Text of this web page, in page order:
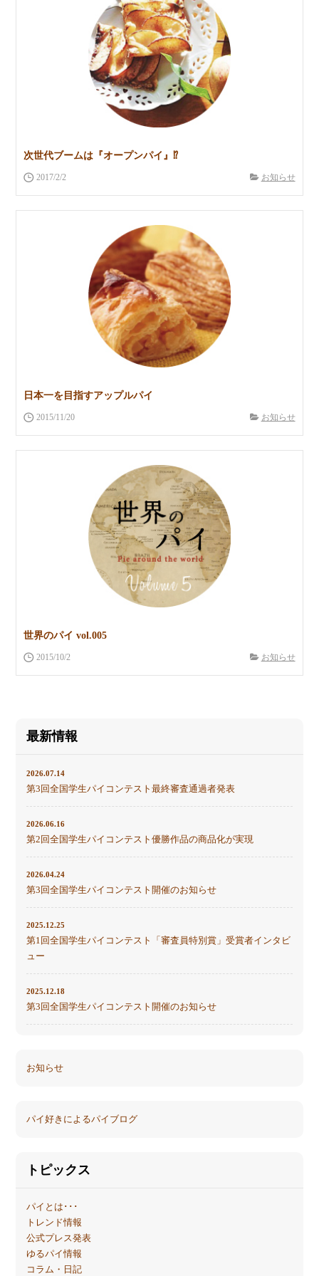
次世代ブームは『オープンパイ』⁉︎
2017/2/2 お知らせ
日本一を目指すアップルパイ
2015/11/20 お知らせ
世界のパイ vol.005
2015/10/2 お知らせ
最新情報
2026.07.14
第3回全国学生パイコンテスト最終審査通過者発表
2026.06.16
第2回全国学生パイコンテスト優勝作品の商品化が実現
2026.04.24
第3回全国学生パイコンテスト開催のお知らせ
2025.12.25
第1回全国学生パイコンテスト「審査員特別賞」受賞者インタビ
ュー
2025.12.18
第3回全国学生パイコンテスト開催のお知らせ
お知らせ
パイ好きによるパイブログ
トピックス
パイとは･･･
トレンド情報
公式プレス発表
ゆるパイ情報
コラム・日記